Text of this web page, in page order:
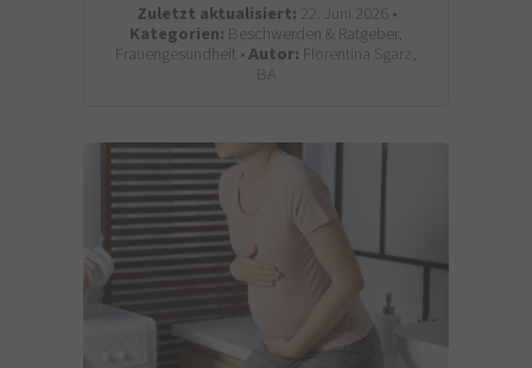
Zuletzt aktualisiert: 22. Juni 2026 •
Kategorien: Beschwerden & Ratgeber,
Frauengesundheit •Autor: Florentina Sgarz,
BA